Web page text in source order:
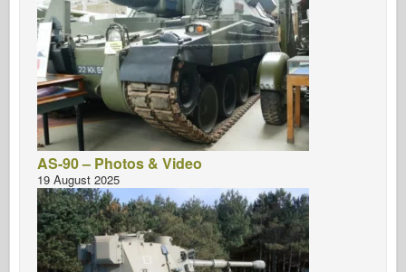
AS-90 – Photos & Video
19 August 2025